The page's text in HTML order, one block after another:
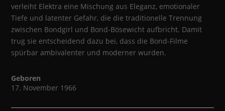
verleiht Elektra eine Mischung aus Eleganz, emotionaler
Tiefe und latenter Gefahr, die die traditionelle Trennung
zwischen Bondgirl und Bond-Bösewicht aufbricht. Damit
trug sie entscheidend dazu bei, dass die Bond-Filme
spürbar ambivalenter und moderner wurden.
Geboren
17. November 1966